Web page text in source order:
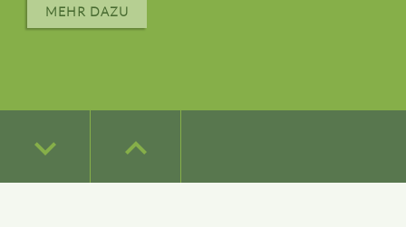
MEHR DAZU
keyboard_arrow_down keyboard_arrow_up